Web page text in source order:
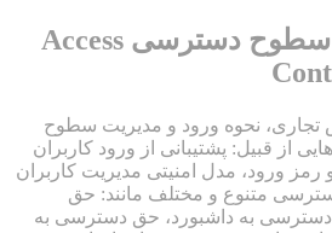
5. امنیت و کنترل سطوح دسترسی Access
تجاری، نحوه ورود و مدیریت سطوح
از قبیل: پشتیبانی از ورود کاربران
رمز ورود، مدل امنیتی مدیریت کاربران
متنوع و مختلف مانند: حق
به داشبورد، حق دسترسی به